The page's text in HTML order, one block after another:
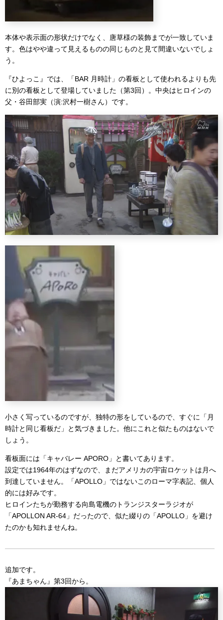
本体や表示面の形状だけでなく、唐草様の装飾までが一致していま
す。色はやや違って見えるものの同じものと見て間違いないでしょ
う。
『ひよっこ』では、「BAR 月時計」の看板として使われるよりも先
に別の看板として登場していました（第3回）。中央はヒロインの
父・谷田部実（演:沢村一樹さん）です。
小さく写っているのですが、独特の形をしているので、すぐに「月
時計と同じ看板だ」と気づきました。他にこれと似たものはないで
しょう。
看板面には「キャバレー APORO」と書いてあります。
設定では1964年のはずなので、まだアメリカの宇宙ロケットは月へ
到達していません。「APOLLO」ではないこのローマ字表記、個人
的には好みです。
ヒロインたちが勤務する向島電機のトランジスターラジオが
「APOLLON AR-64」だったので、似た綴りの「APOLLO」を避け
たのかも知れませんね。
追加です。
『あまちゃん』第3回から。